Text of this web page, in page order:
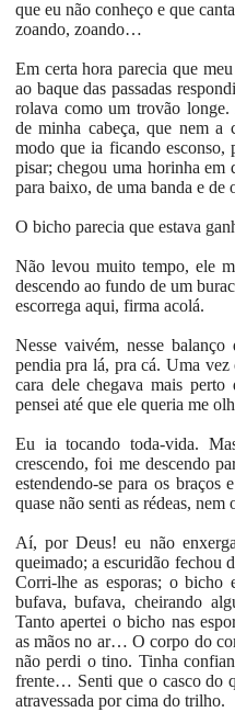
que eu não conheço e que
zoando, zoando…
Em certa hora parecia que
ao baque das passadas
rolava como um trovão longe.
de minha cabeça, que nem
modo que ia ficando esconso,
pisar; chegou uma horinha em
para baixo, de uma banda e de
O bicho parecia que estava
Não levou muito tempo, ele
descendo ao fundo de um
escorrega aqui, firma acolá.
Nesse vaivém, nesse
pendia pra lá, pra cá. Uma
cara dele chegava mais
pensei até que ele queria me
Eu ia tocando toda-vida.
crescendo, foi me descendo
estendendo-se para os braços
quase não senti as rédeas, nem
Aí, por Deus! eu não
queimado; a escuridão fechou
Corri-lhe as esporas; o bicho
bufava, bufava, cheirando
Tanto apertei o bicho nas
as mãos no ar… O corpo do
não perdi o tino. Tinha
frente… Senti que o casco do
atravessada por cima do trilho.